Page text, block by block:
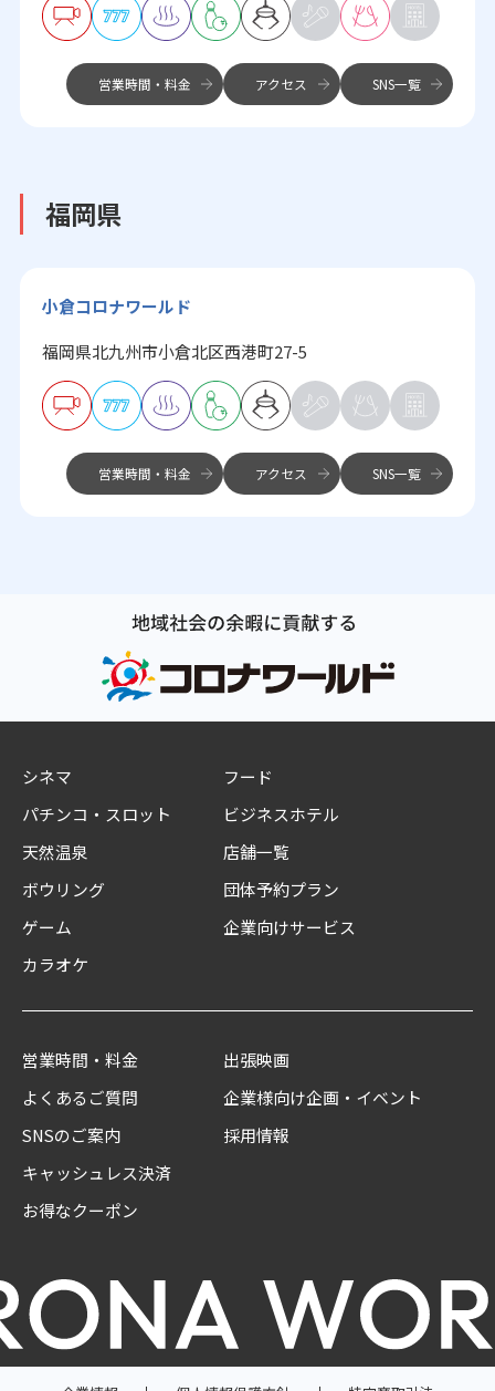
営業時間・料金 アクセス SNS一覧
福岡県
小倉コロナワールド
福岡県北九州市小倉北区西港町27-5
営業時間・料金 アクセス SNS一覧
シネマ
パチンコ・スロット
天然温泉
ボウリング
ゲーム
カラオケ
フード
ビジネスホテル
店舗一覧
団体予約プラン
企業向けサービス
営業時間・料金
よくあるご質問
SNSのご案内
キャッシュレス決済
お得なクーポン
出張映画
企業様向け企画・イベント
採用情報